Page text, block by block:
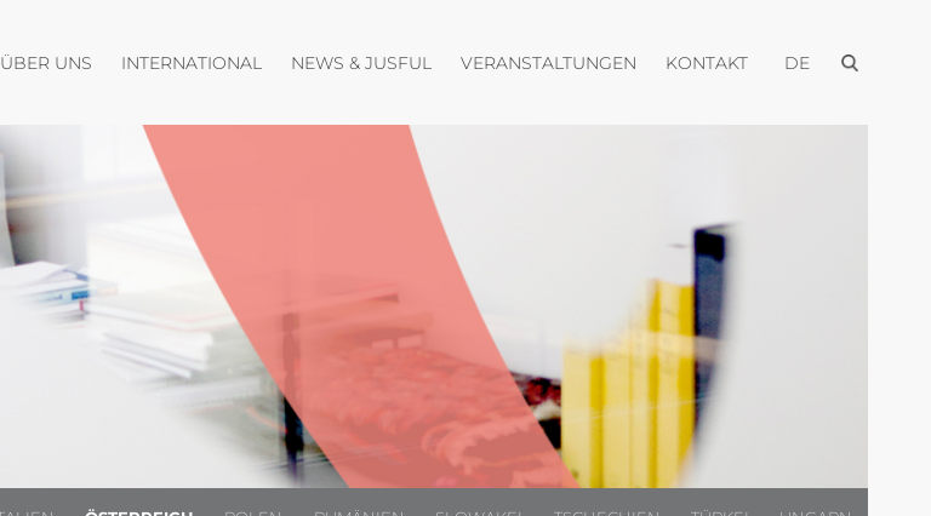
öffnen
ÜBER UNS Menü öffnen
INTERNATIONAL Menü öffnen
NEWS & JUSFUL Menü öffnen
VERANSTALTUNGEN Menü öffnen
KONTAKTMenü öffnen
DE Menü öffnen